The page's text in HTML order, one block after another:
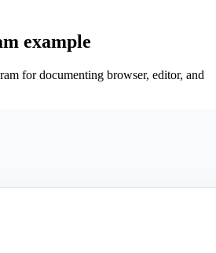
example
for documenting browser, editor, and